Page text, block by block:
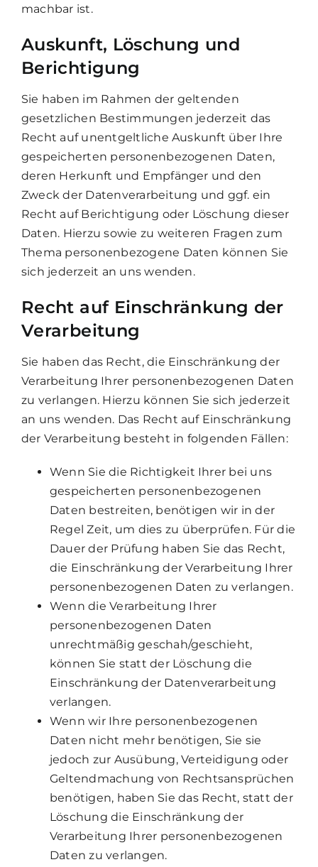
machbar ist.
Auskunft, Löschung und
Berichtigung
Sie haben im Rahmen der geltenden
gesetzlichen Bestimmungen jederzeit das
Recht auf unentgeltliche Auskunft über Ihre
gespeicherten personenbezogenen Daten,
deren Herkunft und Empfänger und den
Zweck der Datenverarbeitung und ggf. ein
Recht auf Berichtigung oder Löschung dieser
Daten. Hierzu sowie zu weiteren Fragen zum
Thema personenbezogene Daten können Sie
sich jederzeit an uns wenden.
Recht auf Einschränkung der
Verarbeitung
Sie haben das Recht, die Einschränkung der
Verarbeitung Ihrer personenbezogenen Daten
zu verlangen. Hierzu können Sie sich jederzeit
an uns wenden. Das Recht auf Einschränkung
der Verarbeitung besteht in folgenden Fällen:
Wenn Sie die Richtigkeit Ihrer bei uns
gespeicherten personenbezogenen
Daten bestreiten, benötigen wir in der
Regel Zeit, um dies zu überprüfen. Für die
Dauer der Prüfung haben Sie das Recht,
die Einschränkung der Verarbeitung Ihrer
personenbezogenen Daten zu verlangen.
Wenn die Verarbeitung Ihrer
personenbezogenen Daten
unrechtmäßig geschah/geschieht,
können Sie statt der Löschung die
Einschränkung der Datenverarbeitung
verlangen.
Wenn wir Ihre personenbezogenen
Daten nicht mehr benötigen, Sie sie
jedoch zur Ausübung, Verteidigung oder
Geltendmachung von Rechtsansprüchen
benötigen, haben Sie das Recht, statt der
Löschung die Einschränkung der
Verarbeitung Ihrer personenbezogenen
Daten zu verlangen.